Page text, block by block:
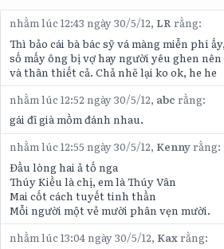
nhằm lúc 12:43 ngày 30/5/12, LRrằng:
Thì bảo cái bà bác sỹ vá màng miễn phí
số mấy ông bị vợ hay người yêu ghen
và thân thiết cả. Chả nhẽ lại ko ok, he he
nhằm lúc 12:52 ngày 30/5/12, abc rằng:
gái đĩ già mồm đánh nhau.
nhằm lúc 12:55 ngày 30/5/12, Kennyrằng:
Đầu lòng hai ả tố nga
Thúy Kiều là chị, em là Thúy Vân
Mai cốt cách tuyết tinh thần
Mỗi người một vẻ mười phân vẹn mười.
nhằm lúc 13:04 ngày 30/5/12, Kaxrằng: